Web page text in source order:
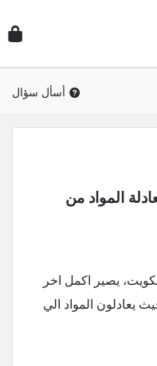
أسأل سؤال
الكويت، يصير اكمل اخر
يعادلون المواد الي